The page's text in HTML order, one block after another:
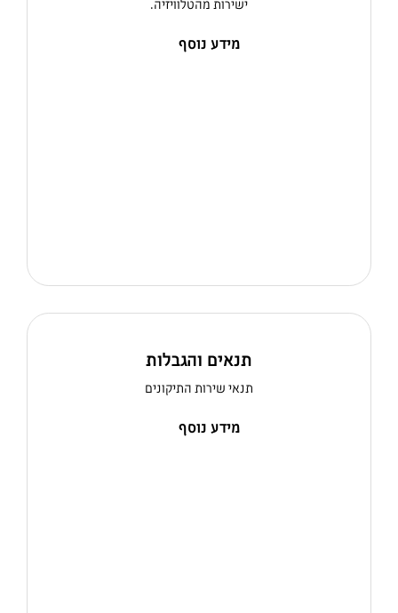
ישירות מהטלוויזיה.
מידע נוסף
תנאים והגבלות
תנאי שירות התיקונים
מידע נוסף